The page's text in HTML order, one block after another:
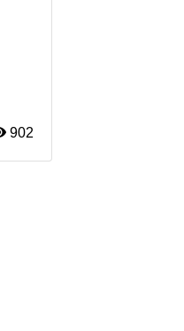
902